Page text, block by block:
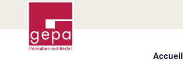
Accueil